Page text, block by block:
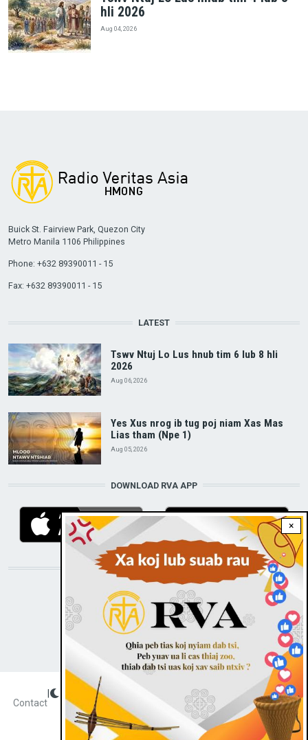
hli 2026
Aug 04, 2026
×
Buick St. Fairview Park, Quezon City
Metro Manila 1106 Philippines
Phone: +632 89390011 - 15
Fax: +632 89390011 - 15
LATEST
Tswv Ntuj Lo Lus hnub tim 6 lub 8 hli
2026
Aug 06, 2026
Yes Xus nrog ib tug poj niam Xas Mas
Lias tham (Npe 1)
Aug 05, 2026
DOWNLOAD RVA APP
STAY CONNECTED WITH US!
Radio Veritas Asia © 2023
Contact
Dark theme